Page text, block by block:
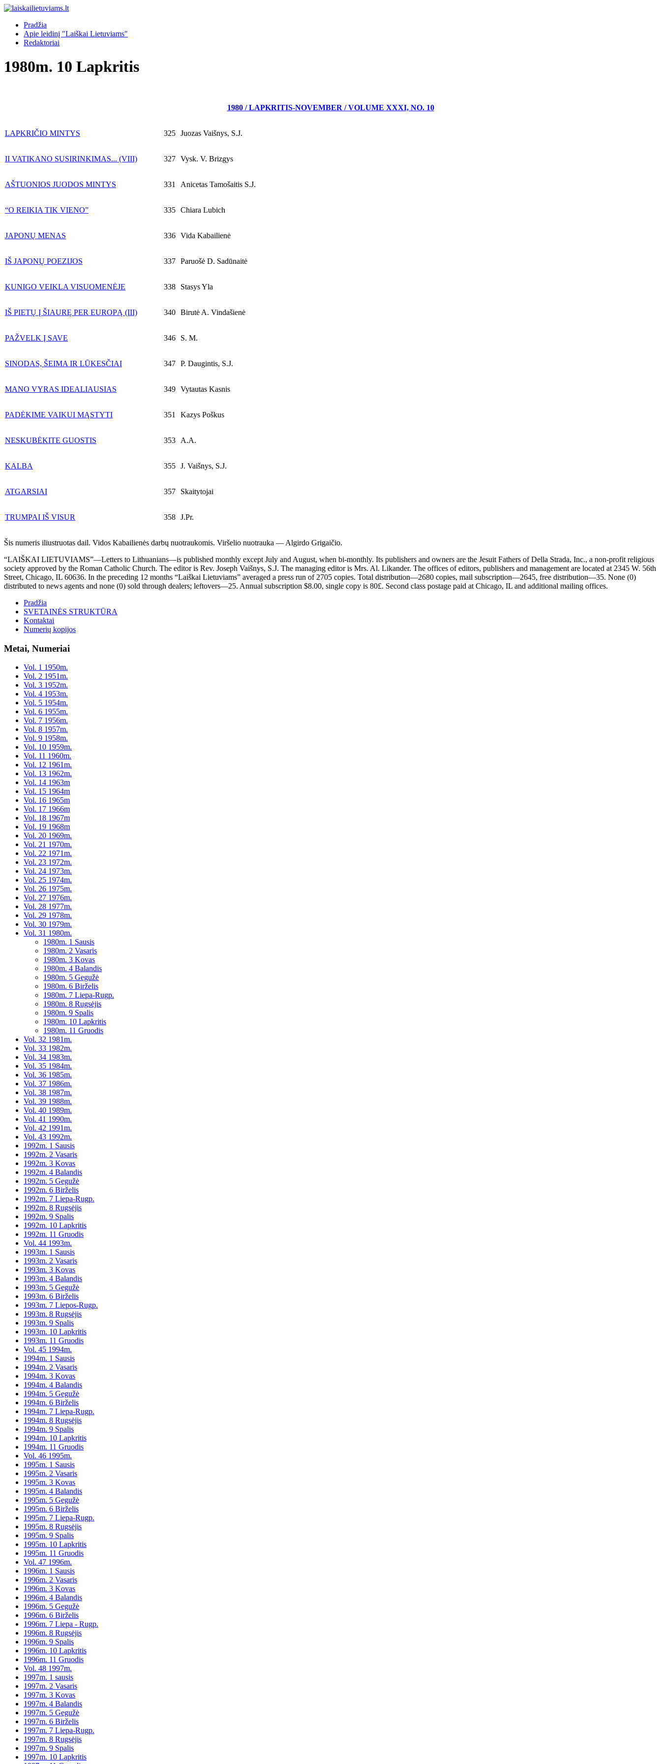
Pradžia
Apie leidinį "Laiškai Lietuviams"
Redaktoriai
1980m. 10 Lapkritis
1980 / LAPKRITIS-NOVEMBER / VOLUME XXXI, NO. 10
LAPKRIČIO MINTYS 325 Juozas Vaišnys, S.J.
II VATIKANO SUSIRINKIMAS... (VIII) 327 Vysk. V. Brizgys
AŠTUONIOS JUODOS MINTYS 331 Anicetas Tamošaitis S.J.
“O REIKIA TIK VIENO” 335 Chiara Lubich
JAPONŲ MENAS 336 Vida Kabailienė
IŠ JAPONŲ POEZIJOS 337 Paruošė D. Sadūnaitė
KUNIGO VEIKLA VISUOMENĖJE 338 Stasys Yla
IŠ PIETŲ Į ŠIAURĘ PER EUROPĄ (III) 340 Birutė A. Vindašienė
PAŽVELK Į SAVE 346 S. M.
SINODAS, ŠEIMA IR LŪKESČIAI 347 P. Daugintis, S.J.
MANO VYRAS IDEALIAUSIAS 349 Vytautas Kasnis
PADĖKIME VAIKUI MĄSTYTI 351 Kazys Poškus
NESKUBĖKITE GUOSTIS 353 A.A.
KALBA 355 J. Vaišnys, S.J.
ATGARSIAI 357 Skaitytojai
TRUMPAI IŠ VISUR 358 J.Pr.
Šis numeris iliustruotas dail. Vidos Kabailienės darbų nuotraukomis. Viršelio nuotrauka — Algirdo Grigaičio.
“LAIŠKAI LIETUVIAMS”—Letters to Lithuanians—is published monthly except July and August, when bi-monthly. Its publishers and owners are the Jesuit Fathers of Della Strada, Inc., a non-profit religious
society approved by the Roman Catholic Church. The editor is Rev. Joseph Vaišnys, S.J. The managing editor is Mrs. Al. Likander. The offices of editors, publishers and management are located at 2345 W. 56th
Street, Chicago, IL 60636. In the preceding 12 months “Laiškai Lietuviams” averaged a press run of 2705 copies. Total distribution—2680 copies, mail subscription—2645, free distribution—35. None (0)
distributed to news agents and none (0) sold through dealers; leftovers—25. Annual subscription $8.00, single copy is 80£. Second class postage paid at Chicago, IL and additional mailing offices.
Pradžia
SVETAINĖS STRUKTŪRA
Kontaktai
Numerių kopijos
Metai, Numeriai
Vol. 1 1950m.
Vol. 2 1951m.
Vol. 3 1952m.
Vol. 4 1953m.
Vol. 5 1954m.
Vol. 6 1955m.
Vol. 7 1956m.
Vol. 8 1957m.
Vol. 9 1958m.
Vol. 10 1959m.
Vol. 11 1960m.
Vol. 12 1961m.
Vol. 13 1962m.
Vol. 14 1963m
Vol. 15 1964m
Vol. 16 1965m
Vol. 17 1966m
Vol. 18 1967m
Vol. 19 1968m
Vol. 20 1969m.
Vol. 21 1970m.
Vol. 22 1971m.
Vol. 23 1972m.
Vol. 24 1973m.
Vol. 25 1974m.
Vol. 26 1975m.
Vol. 27 1976m.
Vol. 28 1977m.
Vol. 29 1978m.
Vol. 30 1979m.
Vol. 31 1980m.
1980m. 1 Sausis
1980m. 2 Vasaris
1980m. 3 Kovas
1980m. 4 Balandis
1980m. 5 Gegužė
1980m. 6 Birželis
1980m. 7 Liepa-Rugp.
1980m. 8 Rugsėjis
1980m. 9 Spalis
1980m. 10 Lapkritis
1980m. 11 Gruodis
Vol. 32 1981m.
Vol. 33 1982m.
Vol. 34 1983m.
Vol. 35 1984m.
Vol. 36 1985m.
Vol. 37 1986m.
Vol. 38 1987m.
Vol. 39 1988m.
Vol. 40 1989m.
Vol. 41 1990m.
Vol. 42 1991m.
Vol. 43 1992m.
1992m. 1 Sausis
1992m. 2 Vasaris
1992m. 3 Kovas
1992m. 4 Balandis
1992m. 5 Gegužė
1992m. 6 Birželis
1992m. 7 Liepa-Rugp.
1992m. 8 Rugsėjis
1992m. 9 Spalis
1992m. 10 Lapkritis
1992m. 11 Gruodis
Vol. 44 1993m.
1993m. 1 Sausis
1993m. 2 Vasaris
1993m. 3 Kovas
1993m. 4 Balandis
1993m. 5 Gegužė
1993m. 6 Birželis
1993m. 7 Liepos-Rugp.
1993m. 8 Rugsėjis
1993m. 9 Spalis
1993m. 10 Lapkritis
1993m. 11 Gruodis
Vol. 45 1994m.
1994m. 1 Sausis
1994m. 2 Vasaris
1994m. 3 Kovas
1994m. 4 Balandis
1994m. 5 Gegužė
1994m. 6 Birželis
1994m. 7 Liepa-Rugp.
1994m. 8 Rugsėjis
1994m. 9 Spalis
1994m. 10 Lapkritis
1994m. 11 Gruodis
Vol. 46 1995m.
1995m. 1 Sausis
1995m. 2 Vasaris
1995m. 3 Kovas
1995m. 4 Balandis
1995m. 5 Gegužė
1995m. 6 Birželis
1995m. 7 Liepa-Rugp.
1995m. 8 Rugsėjis
1995m. 9 Spalis
1995m. 10 Lapkritis
1995m. 11 Gruodis
Vol. 47 1996m.
1996m. 1 Sausis
1996m. 2 Vasaris
1996m. 3 Kovas
1996m. 4 Balandis
1996m. 5 Gegužė
1996m. 6 Birželis
1996m. 7 Liepa - Rugp.
1996m. 8 Rugsėjis
1996m. 9 Spalis
1996m. 10 Lapkritis
1996m. 11 Gruodis
Vol. 48 1997m.
1997m. 1 sausis
1997m. 2 Vasaris
1997m. 3 Kovas
1997m. 4 Balandis
1997m. 5 Gegužė
1997m. 6 Birželis
1997m. 7 Liepa-Rugp.
1997m. 8 Rugsėjis
1997m. 9 Spalis
1997m. 10 Lapkritis